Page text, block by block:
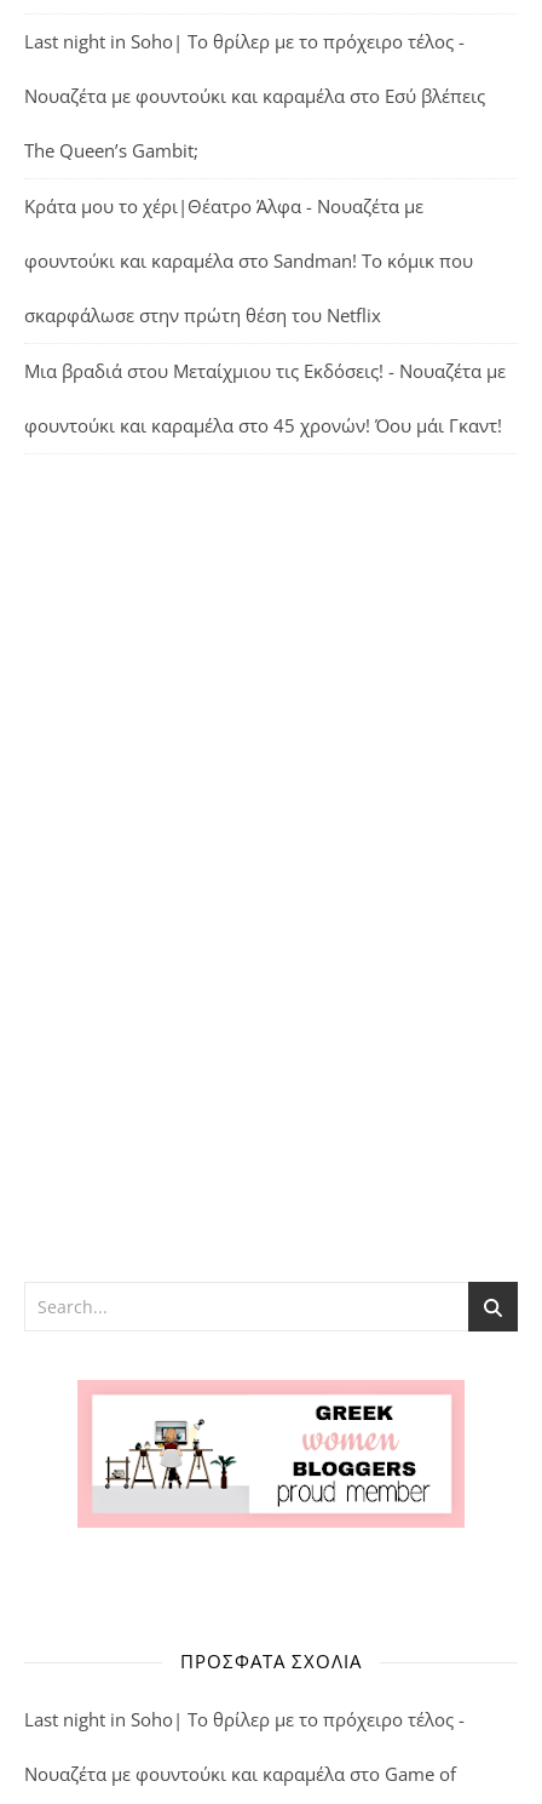
Last night in Soho| Το θρίλερ με το πρόχειρο τέλος -
Νουαζέτα με φουντούκι και καραμέλα στο Εσύ βλέπεις
The Queen’s Gambit;
Κράτα μου το χέρι|Θέατρο Άλφα - Νουαζέτα με
φουντούκι και καραμέλα στο Sandman! Το κόμικ που
σκαρφάλωσε στην πρώτη θέση του Netflix
Μια βραδιά στου Μεταίχμιου τις Εκδόσεις! - Νουαζέτα με
φουντούκι και καραμέλα στο 45 χρονών! Όου μάι Γκαντ!
ΠΡΌΣΦΑΤΑ ΣΧΌΛΙΑ
Last night in Soho| Το θρίλερ με το πρόχειρο τέλος -
Νουαζέτα με φουντούκι και καραμέλα στο Game of